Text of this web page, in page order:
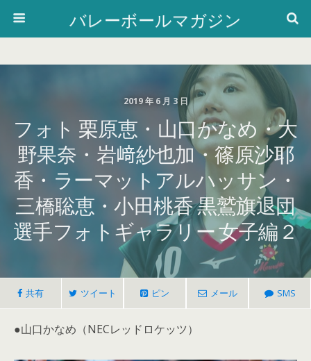
バレーボールマガジン
2019 年 6 月 3 日
フォト 栗原恵・山口かなめ・大
野果奈・岩﨑紗也加・篠原沙耶
香・ラーマットアルハッサン・
三橋聡恵・小田桃香 黒鷲旗退団
選手フォトギャラリー 女子編２
共有 ツイート ピン メール SMS
●山口かなめ（NECレッドロケッツ）